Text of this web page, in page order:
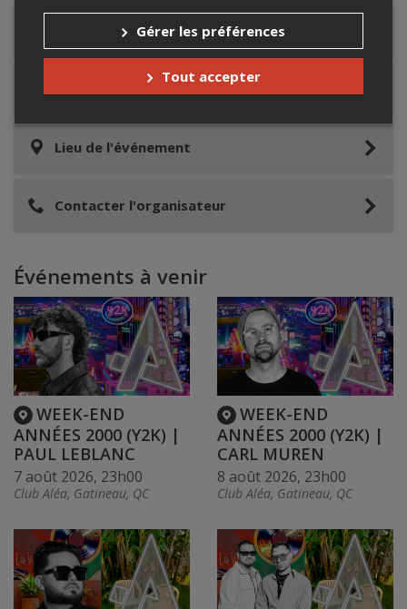
Détails de l'événement
Informations relatives au stationnement
Lieu de l'événement
Contacter l'organisateur
Événements à venir
WEEK-END
ANNÉES 2000 (Y2K) |
PAUL LEBLANC
7 août 2026, 23h00
Club Aléa, Gatineau, QC
WEEK-END
ANNÉES 2000 (Y2K) |
CARL MUREN
8 août 2026, 23h00
Club Aléa, Gatineau, QC
Gérer les préférences
Tout accepter